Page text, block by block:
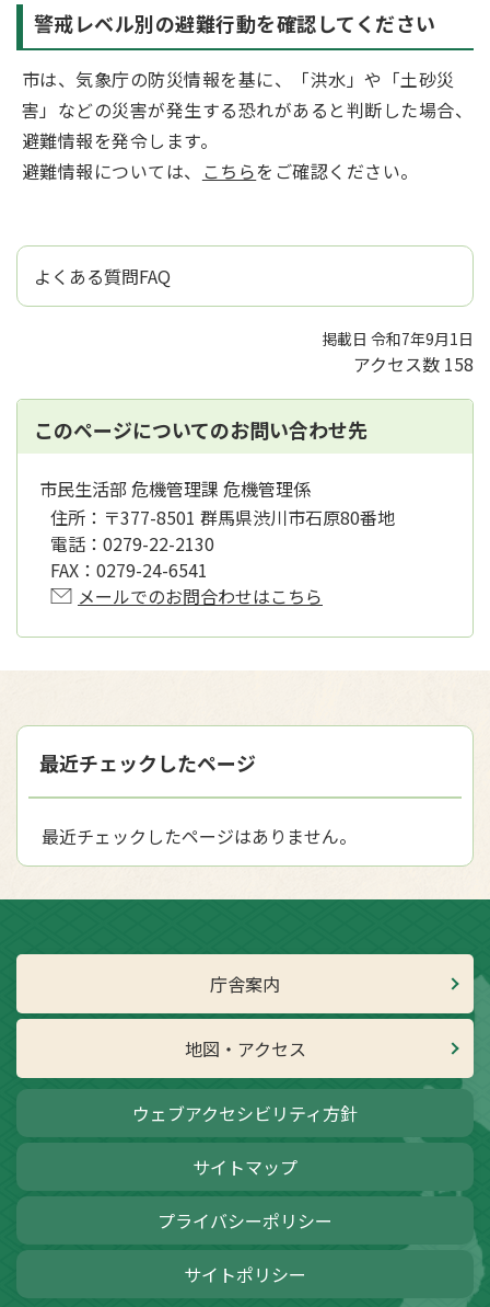
警戒レベル別の避難行動を確認してください
市は、気象庁の防災情報を基に、「洪水」や「土砂災
害」などの災害が発生する恐れがあると判断した場合、
避難情報を発令します。
避難情報については、 こちらをご確認ください。
よくある質問FAQ
掲載日 令和7年9月1日
アクセス数 158
このページについてのお問い合わせ先
市民生活部 危機管理課 危機管理係
住所： 〒377-8501 群馬県渋川市石原80番地
電話： 0279-22-2130
FAX： 0279-24-6541
メールでのお問合わせはこちら
最近チェックしたページ
最近チェックしたページはありません。
庁舎案内
地図・アクセス
ウェブアクセシビリティ方針
サイトマップ
プライバシーポリシー
サイトポリシー